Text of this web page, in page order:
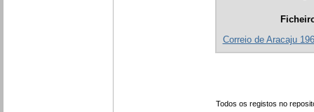
Correio de Aracaju
Todos os registos no